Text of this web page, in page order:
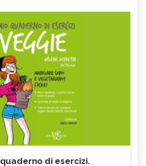
di esercizi.